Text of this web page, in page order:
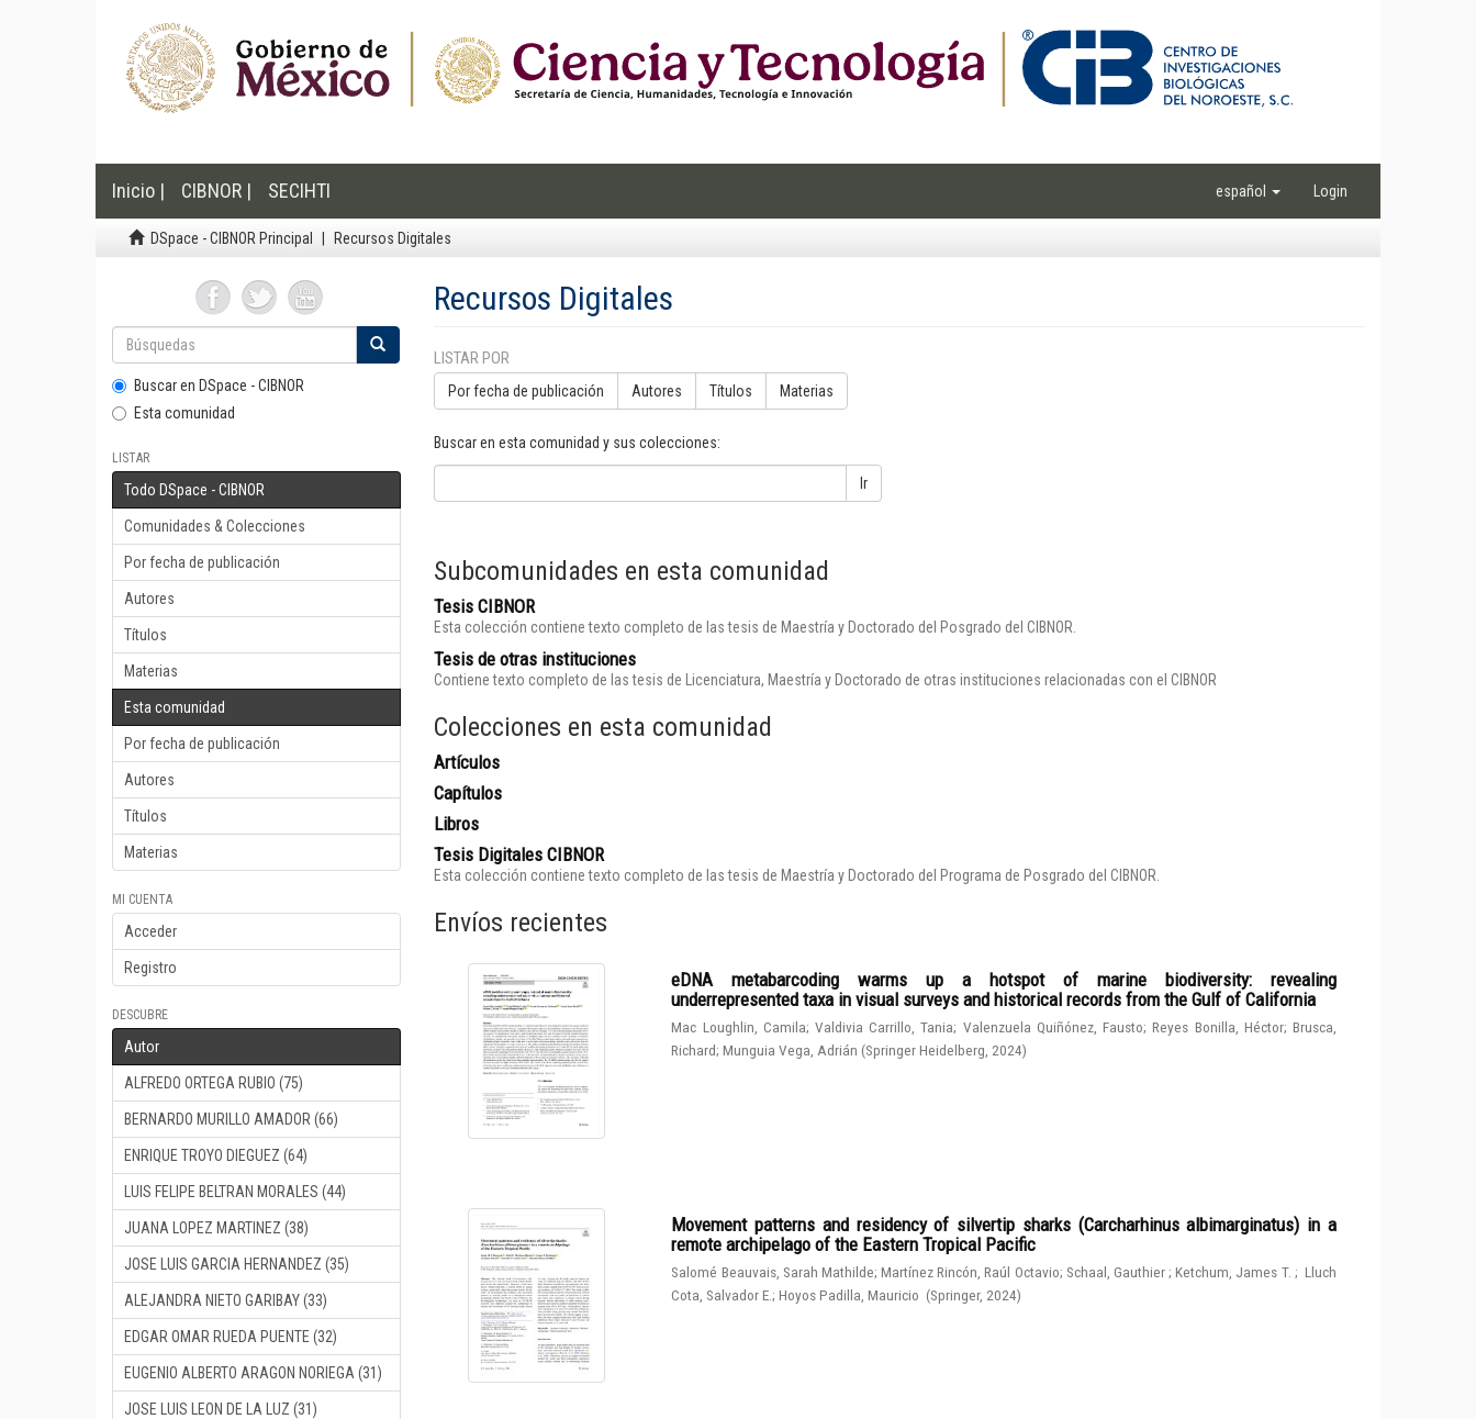
Inicio | CIBNOR | SECIHTI español Login
DSpace - CIBNOR Principal Recursos Digitales
Buscar en DSpace - CIBNOR
Esta comunidad
LISTAR
Todo DSpace - CIBNOR
Comunidades & Colecciones
Por fecha de publicación
Autores
Títulos
Materias
Esta comunidad
Por fecha de publicación
Autores
Títulos
Materias
MI CUENTA
Acceder
Registro
DESCUBRE
Autor
ALFREDO ORTEGA RUBIO (75)
BERNARDO MURILLO AMADOR (66)
ENRIQUE TROYO DIEGUEZ (64)
LUIS FELIPE BELTRAN MORALES (44)
JUANA LOPEZ MARTINEZ (38)
JOSE LUIS GARCIA HERNANDEZ (35)
ALEJANDRA NIETO GARIBAY (33)
EDGAR OMAR RUEDA PUENTE (32)
EUGENIO ALBERTO ARAGON NORIEGA (31)
JOSE LUIS LEON DE LA LUZ (31)
Recursos Digitales
LISTAR POR
Por fecha de publicación Autores Títulos Materias
Buscar en esta comunidad y sus colecciones:
Ir
Subcomunidades en esta comunidad
Tesis CIBNOR
Esta colección contiene texto completo de las tesis de Maestría y Doctorado del Posgrado del CIBNOR.
Tesis de otras instituciones
Contiene texto completo de las tesis de Licenciatura, Maestría y Doctorado de otras instituciones relacionadas con el CIBNOR
Colecciones en esta comunidad
Artículos
Capítulos
Libros
Tesis Digitales CIBNOR
Esta colección contiene texto completo de las tesis de Maestría y Doctorado del Programa de Posgrado del CIBNOR.
Envíos recientes
eDNA metabarcoding warms up a hotspot of marine biodiversity: revealing
underrepresented taxa in visual surveys and historical records from the Gulf of California
Mac Loughlin, Camila;Valdivia Carrillo, Tania; Valenzuela Quiñónez, Fausto;Reyes Bonilla, Héctor; Brusca,
Richard;Munguia Vega, Adrián (Springer Heidelberg 2024)
Movement patterns and residency of silvertip sharks (Carcharhinus albimarginatus) in a
remote archipelago of the Eastern Tropical Pacific
Salomé Beauvais, Sarah Mathilde;Martínez Rincón, Raúl Octavio; Schaal, Gauthier;Ketchum, James T. ; Lluch
Cota, Salvador E.;Hoyos Padilla, Mauricio (Springer, 2024)